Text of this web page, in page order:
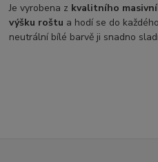
Je vyrobena z kvalitního
výšku roštu a hodí se do
neutrální bílé barvě ji snadno